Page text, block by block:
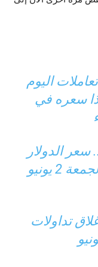
اليوم
2023 .. وهذا سعره في
الدولار
أمام الجنيه المصري اليوم الجمعة 2 يونيو
تداولات